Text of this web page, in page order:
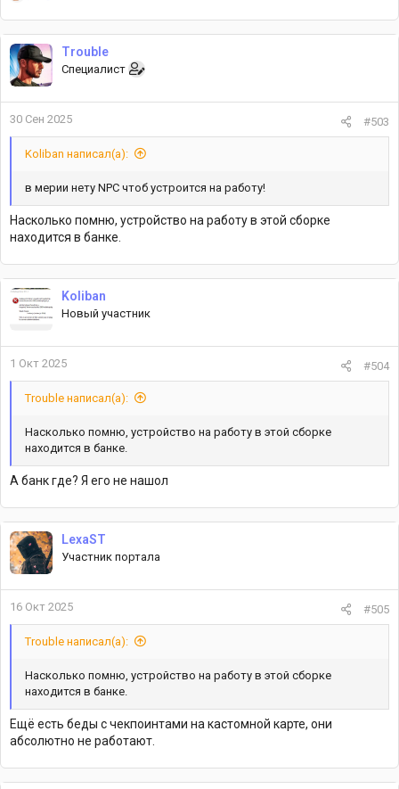
а
к
ц
и
и
:
Trouble
Специалист
30 Сен 2025 #503
Koliban написал(а):
в мерии нету NPC чтоб устроится на работу!
Насколько помню, устройство на работу в этой сборке
находится в банке.
Koliban
Новый участник
1 Окт 2025 #504
Trouble написал(а):
Насколько помню, устройство на работу в этой сборке
находится в банке.
А банк где? Я его не нашол
LexaST
Участник портала
16 Окт 2025 #505
Trouble написал(а):
Насколько помню, устройство на работу в этой сборке
находится в банке.
Ещё есть беды с чекпоинтами на кастомной карте, они
абсолютно не работают.